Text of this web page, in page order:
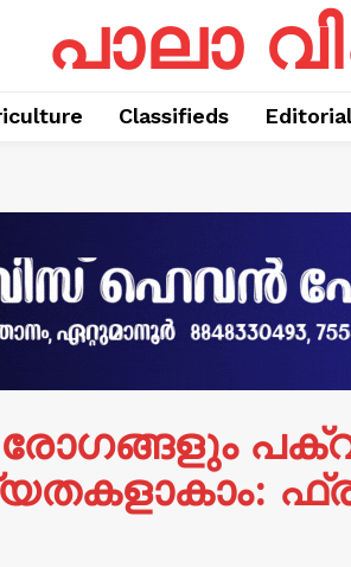
പാലാ
Classifieds Editorial